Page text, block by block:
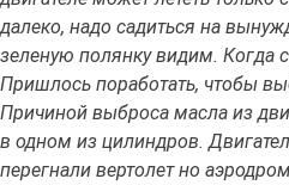
далеко, надо садиться на
зеленую полянку видим. Когда
Пришлось поработать, чтобы
Причиной выброса масла из
в одном из цилиндров.
перегнали вертолет но